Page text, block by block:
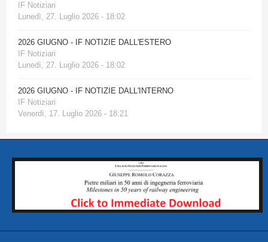
IF Notiziari
Lunedì, 27. Luglio 2026 - 18:02
2026 GIUGNO - IF NOTIZIE DALL'ESTERO
IF Notiziari
Lunedì, 27. Luglio 2026 - 18:02
2026 GIUGNO - IF NOTIZIE DALL'INTERNO
IF Notiziari
Venerdì, 17. Luglio 2026 - 18:21